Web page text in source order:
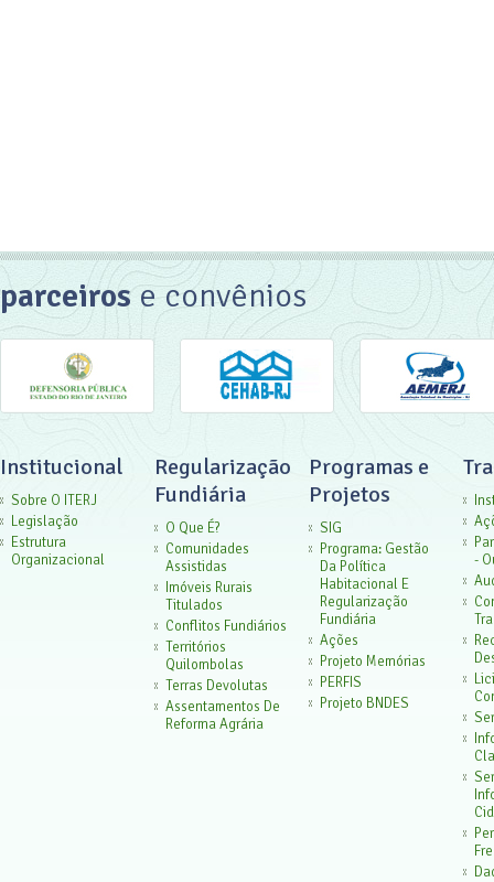
parceirose convênios
Institucional
Sobre O ITERJ
Legislação
Estrutura
Organizacional
Regularização
Fundiária
O Que É?
Comunidades
Assistidas
Imóveis Rurais
Titulados
Conflitos Fundiários
Territórios
Quilombolas
Terras Devolutas
Assentamentos De
Reforma Agrária
Programas e
Projetos
SIG
Programa: Gestão
Da Política
Habitacional E
Regularização
Fundiária
Ações
Projeto Memórias
PERFIS
Projeto BNDES
-